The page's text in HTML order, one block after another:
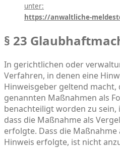
unter:
https://anwaltliche-
§ 23
In gerichtlichen oder
Verfahren, in denen eine
Hinweisgeber geltend macht,
genannten Maßnahmen als
benachteiligt worden zu
dass die Maßnahme als
erfolgte. Dass die
Hinweis erfolgte, ist nicht